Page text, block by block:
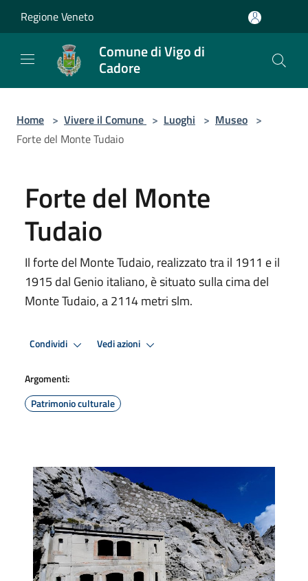
Regione Veneto
Comune di Vigo di
Cadore
Home > Vivere il Comune > Luoghi > Museo >
Forte del Monte Tudaio
Forte del Monte
Tudaio
Il forte del Monte Tudaio, realizzato tra il 1911 e il
1915 dal Genio italiano, è situato sulla cima del
Monte Tudaio, a 2114 metri slm.
Condividi Vedi azioni
Argomenti:
Patrimonio culturale